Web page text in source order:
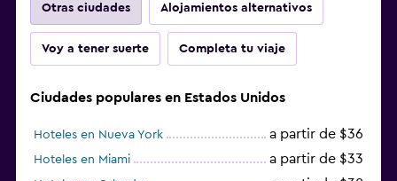
Otras ciudades Alojamientos alternativos
Voy a tener suerte Completa tu viaje
Ciudades populares en Estados Unidos
Hoteles en Nueva York a partir de $36
Hoteles en Miami a partir de $33